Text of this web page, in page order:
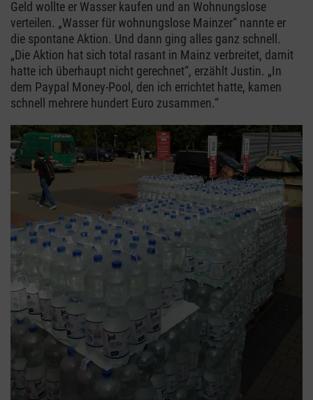
Geld wollte er Wasser kaufen und an Wohnungslose
verteilen. „Wasser für wohnungslose Mainzer“ nannte er
die spontane Aktion. Und dann ging alles ganz schnell.
„Die Aktion hat sich total rasant in Mainz verbreitet, damit
hatte ich überhaupt nicht gerechnet“, erzählt Justin. „In
dem Paypal Money-Pool, den ich errichtet hatte, kamen
schnell mehrere hundert Euro zusammen.“